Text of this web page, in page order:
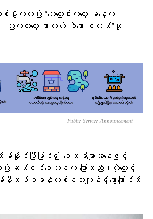
ကလည်း “လေကြောင်းကတော့ မနေ့က
။ ညကလာတော့ လာတယ် ဝဲတော့ ဝဲတယ်”ဟု
Public Service Announcement
မ်းနိုင်ပြီဖြစ်၍ ဒေသခံများအနေဖြင့်
းလည်း ဆယ်ဇင်းဒေသခံက ပြောသည်။ထို​ကြောင့်
ပ်စခန်းတစ်ခုသာကျန်ရှိ​​တော့​ကြောင်းသိ